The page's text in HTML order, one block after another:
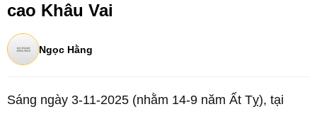
cao Khâu Vai
Ngọc Hằng
Sáng ngày 3-11-2025 (nhằm 14-9 năm Ất Tỵ), tại